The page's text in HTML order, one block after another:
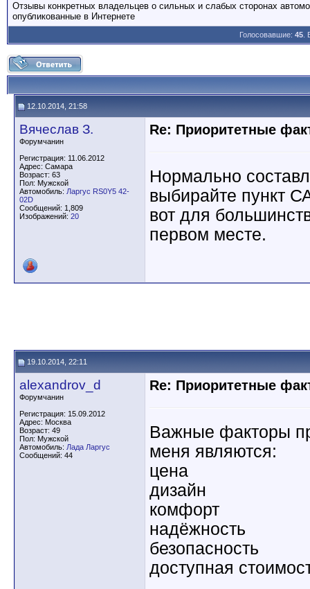
Отзывы конкретных владельцев о сильных и слабых сторонах
опубликованные в Интернете
Голосовавшие: 45.
12.10.2014, 21:58
Вячеслав З.
Форумчанин
Регистрация: 11.06.2012
Адрес: Самара
Возраст: 63
Пол: Мужской
Автомобиль: Ларгус RS0Y5 42-
02D
Сообщений: 1,809
Изображений: 20
Re: Приоритетные
Нормально
выбирайте
вот для
первом месте.
19.10.2014, 22:11
alexandrov_d
Форумчанин
Регистрация: 15.09.2012
Адрес: Москва
Возраст: 49
Пол: Мужской
Автомобиль: Лада Ларгус
Сообщений: 44
Re: Приоритетные
Важные факторы
меня являются:
цена
дизайн
комфорт
надёжность
безопасность
доступная